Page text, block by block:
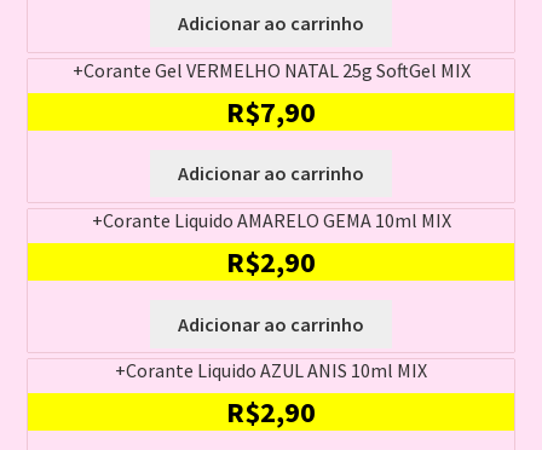
Adicionar ao carrinho
+Corante Gel VERMELHO NATAL 25g SoftGel MIX
R$7,90
Adicionar ao carrinho
+Corante Liquido AMARELO GEMA 10ml MIX
R$2,90
Adicionar ao carrinho
+Corante Liquido AZUL ANIS 10ml MIX
R$2,90